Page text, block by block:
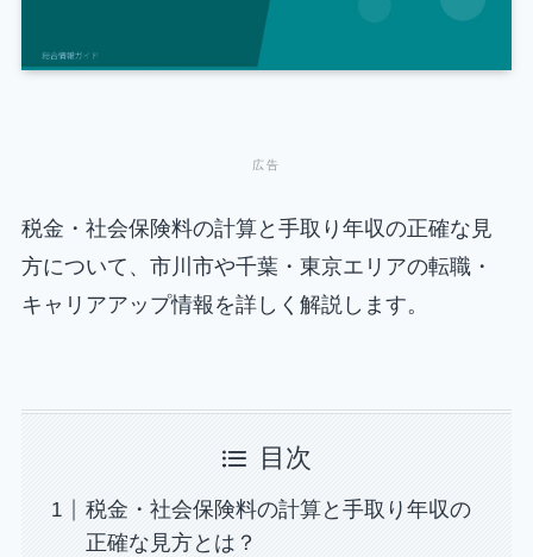
税金・社会保険料の計算と手取り年収の正確な見
方について、市川市や千葉・東京エリアの転職・
キャリアアップ情報を詳しく解説します。
目次
税金・社会保険料の計算と手取り年収の
正確な見方とは？